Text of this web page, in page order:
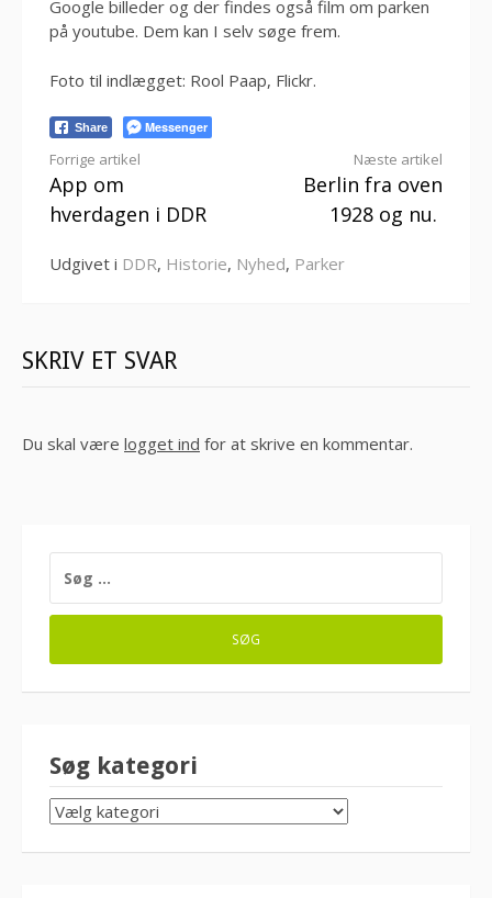
Google billeder og der findes også film om parken
på youtube. Dem kan I selv søge frem.
Foto til indlægget: Rool Paap, Flickr.
Share Messenger
Læs
videre
Forrige artikel
App om
hverdagen i DDR
Næste artikel
Berlin fra oven
1928 og nu.
Udgivet i DDR, Historie, Nyhed, Parker
SKRIV ET SVAR
Du skal være logget ind for at skrive en kommentar.
EFTER:
Søg kategori
SØG
KATEGORI